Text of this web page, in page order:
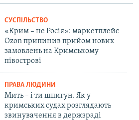
СУСПІЛЬСТВО
«Крим – не Росія»: маркетплейс
Ozon припинив прийом нових
замовлень на Кримському
півострові
ПРАВА ЛЮДИНИ
Мить – і ти шпигун. Як у
кримських судах розглядають
звинувачення в держзраді